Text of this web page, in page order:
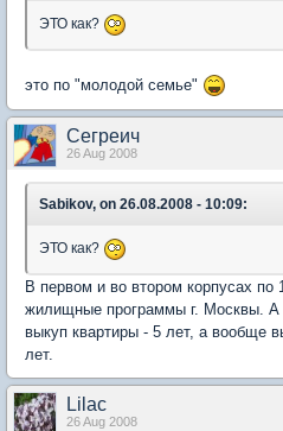
ЭТО как?
это по "молодой семье"
Сегреич
26 Aug 2008
Sabikov, on 26.08.2008 - 10:09:
ЭТО как?
В первом и во втором корпусах по
жилищные программы г. Москвы. А
выкуп квартиры - 5 лет, а вообще
лет.
Lilac
26 Aug 2008